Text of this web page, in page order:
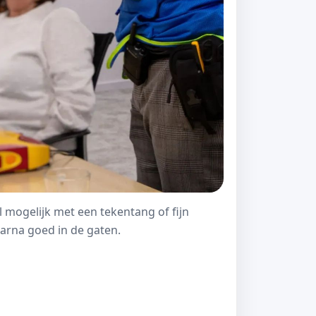
mogelijk met een tekentang of fijn
goed in de gaten.